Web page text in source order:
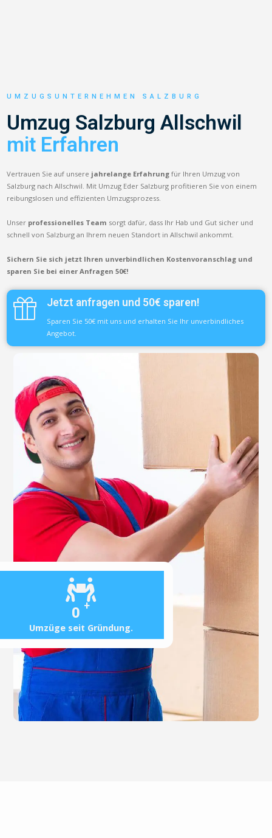
0 +
Umzüge seit Gründung.
UMZUGSUNTERNEHMEN SALZBURG
Umzug Salzburg Allschwil
mit Erfahren
Vertrauen Sie auf unsere jahrelange Erfahrung für Ihren Umzug von
Salzburg nach Allschwil. Mit Umzug Eder Salzburg profitieren Sie von einem
reibungslosen und effizienten Umzugsprozess.
Unser professionelles Team sorgt dafür, dass Ihr Hab und Gut sicher und
schnell von Salzburg an Ihrem neuen Standort in Allschwil ankommt.
Sichern Sie sich jetzt Ihren unverbindlichen Kostenvoranschlag und
sparen Sie bei einer Anfragen 50€!
Jetzt anfragen und 50€ sparen!
Sparen Sie 50€ mit uns und erhalten Sie Ihr unverbindliches
Angebot.